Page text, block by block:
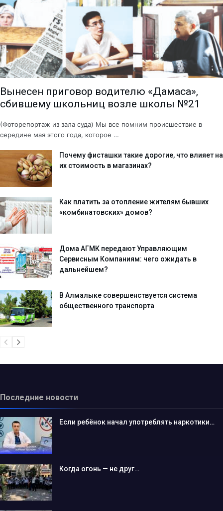
Вынесен приговор водителю «Дамаса»,
сбившему школьниц возле школы №21
(Фоторепортаж из зала суда) Мы все помним происшествие в
середине мая этого года, которое …
Почему фисташки такие дорогие, что влияет на
их стоимость в магазинах?
Как платить за отопление жителям бывших
«комбинатовских» домов?
Дома АГМК передают Управляющим
Сервисным Компаниям: чего ожидать в
дальнейшем?
В Алмалыке совершенствуется система
общественного транспорта
Последние новости
Если ребёнок начал употреблять наркотики…
Когда огонь — не друг…